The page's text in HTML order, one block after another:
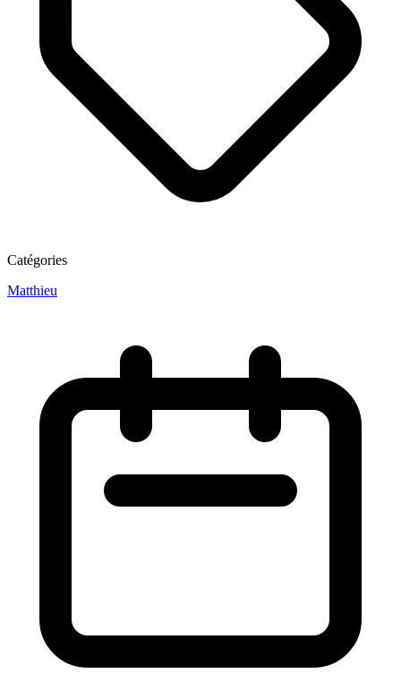
Catégories
Matthieu